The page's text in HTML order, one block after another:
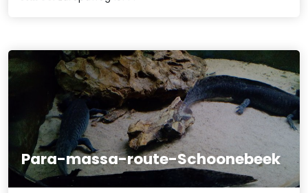
Para-massa-route-Schoonebeek